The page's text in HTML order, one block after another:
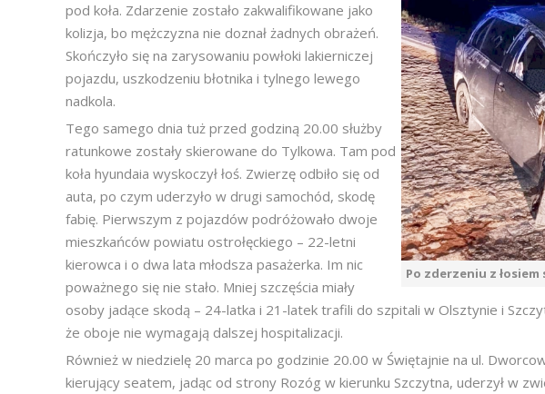
Po zderzeniu z
pod koła. Zdarzenie zostało zakwalifikowane jako
kolizja, bo mężczyzna nie doznał żadnych obrażeń.
Skończyło się na zarysowaniu powłoki lakierniczej
pojazdu, uszkodzeniu błotnika i tylnego lewego
nadkola.
Tego samego dnia tuż przed godziną 20.00 służby
ratunkowe zostały skierowane do Tylkowa. Tam pod
koła hyundaia wyskoczył łoś. Zwierzę odbiło się od
auta, po czym uderzyło w drugi samochód, skodę
fabię. Pierwszym z pojazdów podróżowało dwoje
mieszkańców powiatu ostrołęckiego – 22-letni
kierowca i o dwa lata młodsza pasażerka. Im nic
poważnego się nie stało. Mniej szczęścia miały
osoby jadące skodą – 24-latka i 21-latek trafili do szpitali w Olsztynie i
że oboje nie wymagają dalszej hospitalizacji.
Również w niedzielę 20 marca po godzinie 20.00 w Świętajnie na ul.
kierujący seatem, jadąc od strony Rozóg w kierunku Szczytna, uderzył w